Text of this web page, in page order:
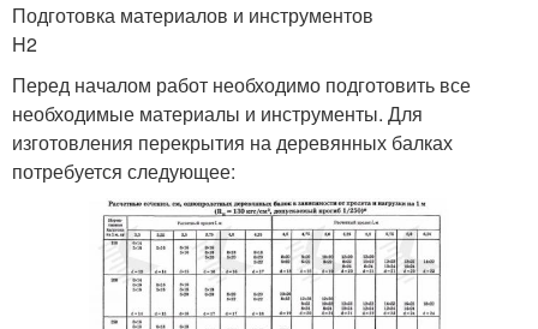
Подготовка материалов и инструментов
H2
Перед началом работ необходимо подготовить все
необходимые материалы и инструменты. Для
изготовления перекрытия на деревянных балках
потребуется следующее: